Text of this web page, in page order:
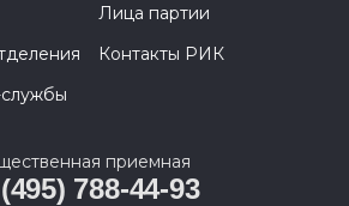
Лица партии
Контакты РИК
приемная
788-44-93